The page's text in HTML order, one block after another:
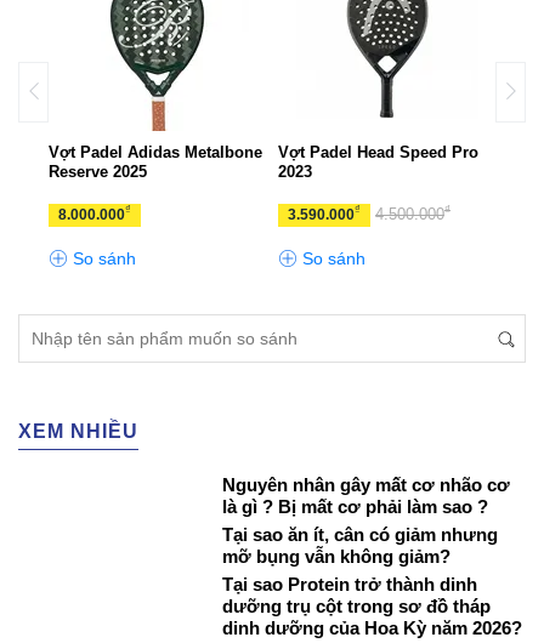
Vợt Padel Adidas Metalbone
Reserve 2025
8.000.000₫
So sánh
Vợt Padel Head Speed Pro
2023
3.590.000₫ 4.500.000₫
So sánh
XEM NHIỀU
Nguyên nhân gây mất cơ nhão cơ
là gì ? Bị mất cơ phải làm sao ?
Tại sao ăn ít, cân có giảm nhưng
mỡ bụng vẫn không giảm?
Tại sao Protein trở thành dinh
dưỡng trụ cột trong sơ đồ tháp
dinh dưỡng của Hoa Kỳ năm 2026?